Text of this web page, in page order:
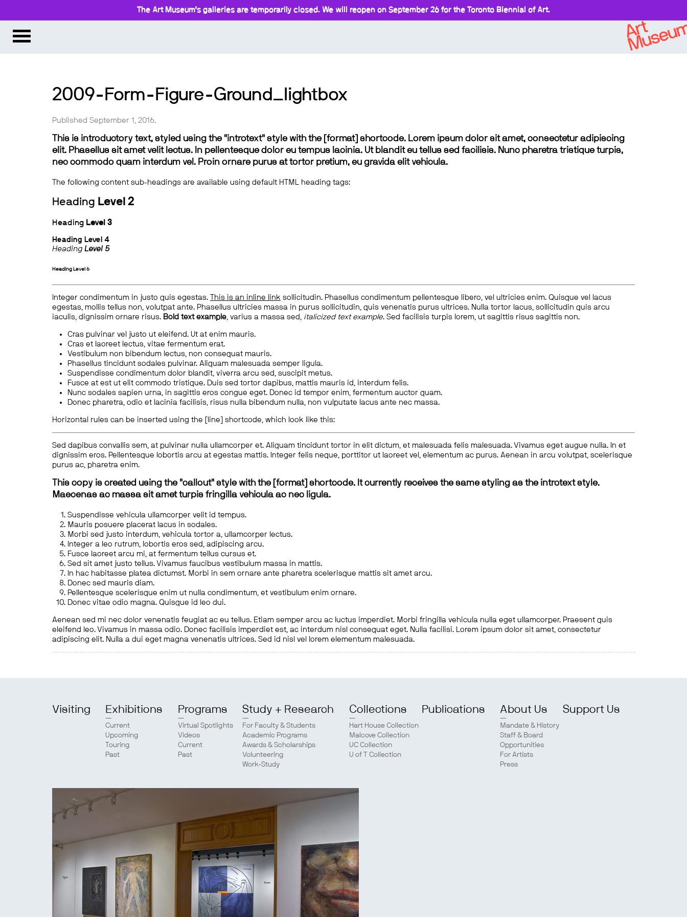
The Art Museum’s galleries are temporarily closed. We will reopen on September 26 for the Toronto Biennial of Art.
2009-Form-Figure-Ground_lightbox
Published September 1, 2016.
This is introductory text, styled using the "introtext" style with the [format] shortcode. Lorem ipsum dolor sit amet, consectetur adipiscing
elit. Phasellus sit amet velit lectus. In pellentesque dolor eu tempus lacinia. Ut blandit eu tellus sed facilisis. Nunc pharetra tristique turpis,
nec commodo quam interdum vel. Proin ornare purus at tortor pretium, eu gravida elit vehicula.
The following content sub-headings are available using default HTML heading tags:
Heading Level 2
Heading Level 3
Heading Level 4
Heading Level 5
Heading Level 6
Integer condimentum in justo quis egestas. This is an inline link sollicitudin. Phasellus condimentum pellentesque libero, vel ultricies enim. Quisque vel lacus
egestas, mollis tellus non, volutpat ante. Phasellus ultricies massa in purus sollicitudin, quis venenatis purus ultrices. Nulla tortor lacus, sollicitudin quis arcu
iaculis, dignissim ornare risus. Bold text example, varius a massa sed, italicized text example. Sed facilisis turpis lorem, ut sagittis risus sagittis non.
Cras pulvinar vel justo ut eleifend. Ut at enim mauris.
Cras et laoreet lectus, vitae fermentum erat.
Vestibulum non bibendum lectus, non consequat mauris.
Phasellus tincidunt sodales pulvinar. Aliquam malesuada semper ligula.
Suspendisse condimentum dolor blandit, viverra arcu sed, suscipit metus.
Fusce at est ut elit commodo tristique. Duis sed tortor dapibus, mattis mauris id, interdum felis.
Nunc sodales sapien urna, in sagittis eros congue eget. Donec id tempor enim, fermentum auctor quam.
Donec pharetra, odio et lacinia facilisis, risus nulla bibendum nulla, non vulputate lacus ante nec massa.
Horizontal rules can be inserted using the [line] shortcode, which look like this:
Sed dapibus convallis sem, at pulvinar nulla ullamcorper et. Aliquam tincidunt tortor in elit dictum, et malesuada felis malesuada. Vivamus eget augue nulla. In et
dignissim eros. Pellentesque lobortis arcu at egestas mattis. Integer felis neque, porttitor ut laoreet vel, elementum ac purus. Aenean in arcu volutpat, scelerisque
purus ac, pharetra enim.
This copy is created using the "callout" style with the [format] shortcode. It currently receives the same styling as the introtext style.
Maecenas ac massa sit amet turpis fringilla vehicula ac nec ligula.
Suspendisse vehicula ullamcorper velit id tempus.
Mauris posuere placerat lacus in sodales.
Morbi sed justo interdum, vehicula tortor a, ullamcorper lectus.
Integer a leo rutrum, lobortis eros sed, adipiscing arcu.
Fusce laoreet arcu mi, at fermentum tellus cursus et.
Sed sit amet justo tellus. Vivamus faucibus vestibulum massa in mattis.
In hac habitasse platea dictumst. Morbi in sem ornare ante pharetra scelerisque mattis sit amet arcu.
Donec sed mauris diam.
Pellentesque scelerisque enim ut nulla condimentum, et vestibulum enim ornare.
Donec vitae odio magna. Quisque id leo dui.
Aenean sed mi nec dolor venenatis feugiat ac eu tellus. Etiam semper arcu ac luctus imperdiet. Morbi fringilla vehicula nulla eget ullamcorper. Praesent quis
eleifend leo. Vivamus in massa odio. Donec facilisis imperdiet est, ac interdum nisl consequat eget. Nulla facilisi. Lorem ipsum dolor sit amet, consectetur
adipiscing elit. Nulla a dui eget magna venenatis ultrices. Sed id nisl vel lorem elementum malesuada.
Visiting Exhibitions
Current
Upcoming
Touring
Past
Programs
Virtual Spotlights
Videos
Current
Past
Study + Research
For Faculty & Students
Academic Programs
Awards & Scholarships
Volunteering
Work-Study
Collections
Hart House Collection
Malcove Collection
UC Collection
U of T Collection
Publications About Us
Mandate & History
Staff & Board
Opportunities
For Artists
Press
Support Us